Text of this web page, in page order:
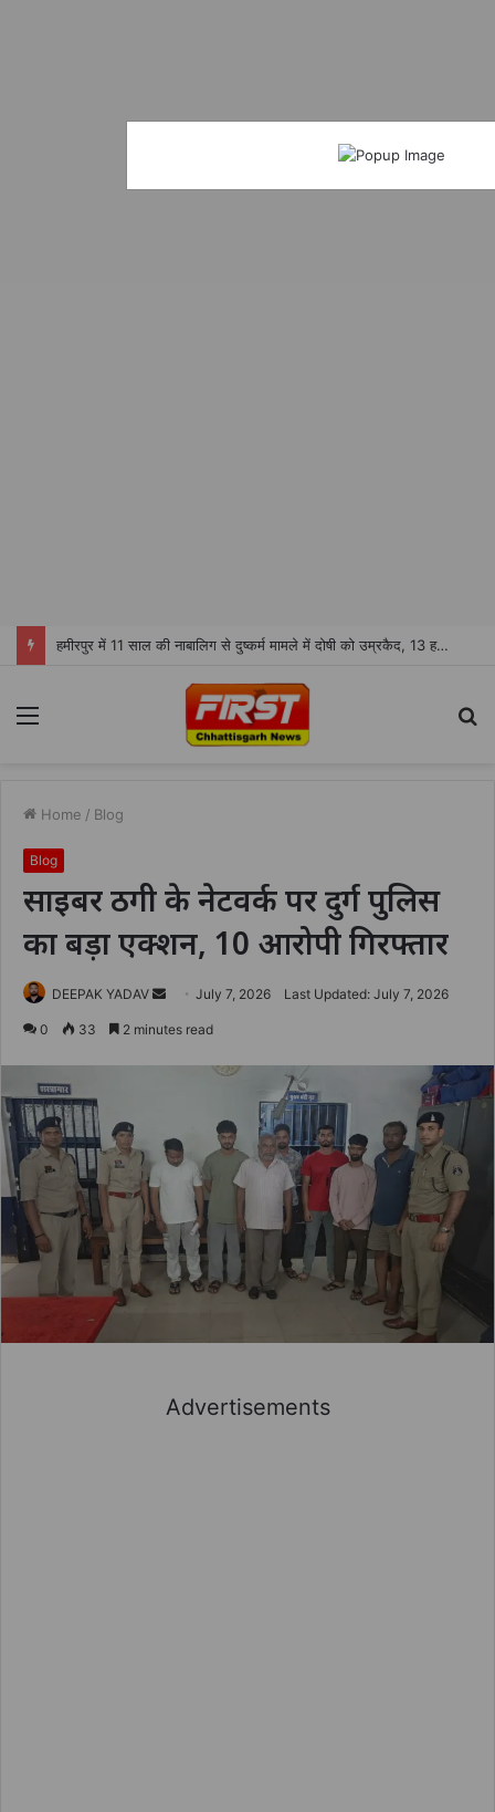
हमीरपुर में 11 साल की नाबालिग से दुष्कर्म मामले में दोषी को उम्रकैद, 13 हजार रुपये जुर्माना
Menu
Home / Blog
Blog
साइबर ठगी के नेटवर्क पर दुर्ग पुलिस
का बड़ा एक्शन, 10 आरोपी गिरफ्तार
DEEPAK YADAV
SendJuly 7, 2026 Last Updated: July 7, 2026
0 33 2 minutes read
Advertisements